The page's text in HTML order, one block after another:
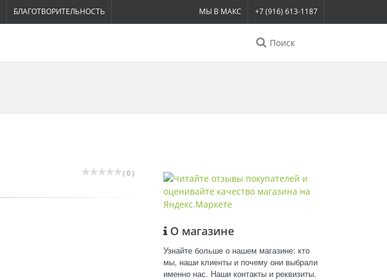
БЛАГОТВОРИТЕЛЬНОСТЬ МЫ В МАКС +7 (916) 613-1187
Поиск
( 0 )
О магазине
Узнайте больше о нашем магазине: кто
мы, наши клиенты и почему они выбрали
именно нас. Наши контакты и реквизиты.